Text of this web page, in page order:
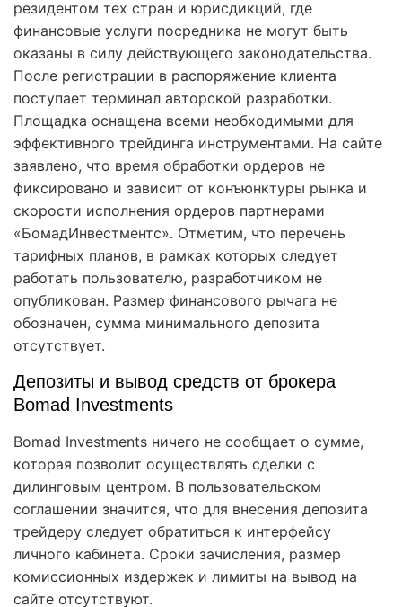
резидентом тех стран и юрисдикций, где
финансовые услуги посредника не могут быть
оказаны в силу действующего законодательства.
После регистрации в распоряжение клиента
поступает терминал авторской разработки.
Площадка оснащена всеми необходимыми для
эффективного трейдинга инструментами. На сайте
заявлено, что время обработки ордеров не
фиксировано и зависит от конъюнктуры рынка и
скорости исполнения ордеров партнерами
«БомадИнвестментс». Отметим, что перечень
тарифных планов, в рамках которых следует
работать пользователю, разработчиком не
опубликован. Размер финансового рычага не
обозначен, сумма минимального депозита
отсутствует.
Депозиты и вывод средств от брокера
Bomad Investments
Bomad Investments ничего не сообщает о сумме,
которая позволит осуществлять сделки с
дилинговым центром. В пользовательском
соглашении значится, что для внесения депозита
трейдеру следует обратиться к интерфейсу
личного кабинета. Сроки зачисления, размер
комиссионных издержек и лимиты на вывод на
сайте отсутствуют.